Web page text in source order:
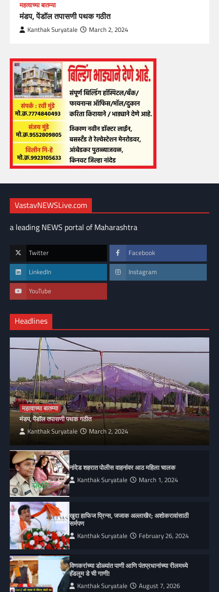
महत्वाच्या बातम्या
मंडप, पेंडॉल तपासणी पथक गठीत
Kanthak Suryatale March 2, 2024
VastavNEWSLive.com
a leading NEWS portal of Maharashtra
Twitter Facebook
LinkedIn Instagram
YouTube
Headlines
महत्वाच्या बातम्या
मंडप, पेंडॉल तपासणी पथक गठीत
Kanthak Suryatale March 2, 2024
नांदेड शहरात पोलीस वाहनांवर आठ महिला चालक
Kanthak Suryatale March 1, 2024
खुदा हाफिज प्रिन्स, जजाक अल्लाखैर; अशोकरावांसाठी
सर्मपण
Kanthak Suryatale February 26, 2024
विणकरांच्या डोळ्यांत पाणी आणि पंतप्रधानांच्या रीलमध्ये
हॅंडलूम डे ची गाणी!
Kanthak Suryatale August 7, 2026